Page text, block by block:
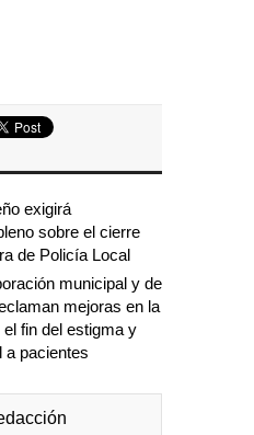
exigirá
sobre el cierre
de Policía Local
municipal y de
mejoras en la
fin del estigma y
a pacientes